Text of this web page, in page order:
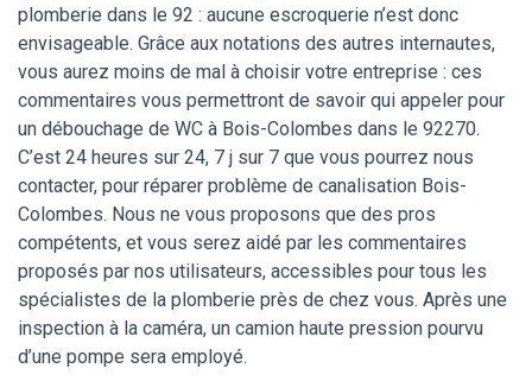
plomberie dans le 92 : aucune escroquerie n’est donc
envisageable. Grâce aux notations des autres internautes,
vous aurez moins de mal à choisir votre entreprise : ces
commentaires vous permettront de savoir qui appeler pour
un débouchage de WC à Bois-Colombes dans le 92270.
C’est 24 heures sur 24, 7 j sur 7 que vous pourrez nous
contacter, pour réparer problème de canalisation Bois-
Colombes. Nous ne vous proposons que des pros
compétents, et vous serez aidé par les commentaires
proposés par nos utilisateurs, accessibles pour tous les
spécialistes de la plomberie près de chez vous. Après une
inspection à la caméra, un camion haute pression pourvu
d’une pompe sera employé.